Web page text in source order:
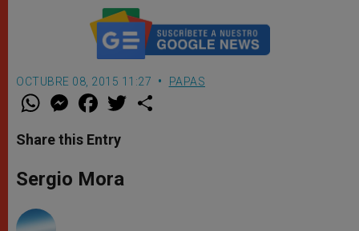
OCTUBRE 08, 2015 11:27 PAPAS
W
t
s
p
p
M
e
s
e
g
e
F
a
e
b
o
k
w
Share this Entry
Sergio Mora